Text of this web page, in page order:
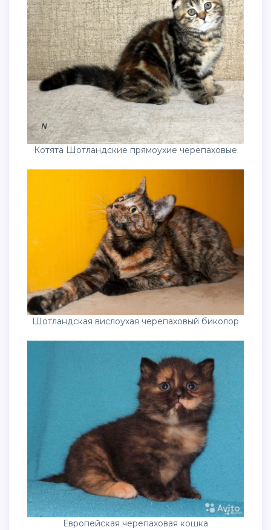
Котята Шотландские прямоухие черепаховые
Шотландская вислоухая черепаховый биколор
Европейская черепаховая кошка